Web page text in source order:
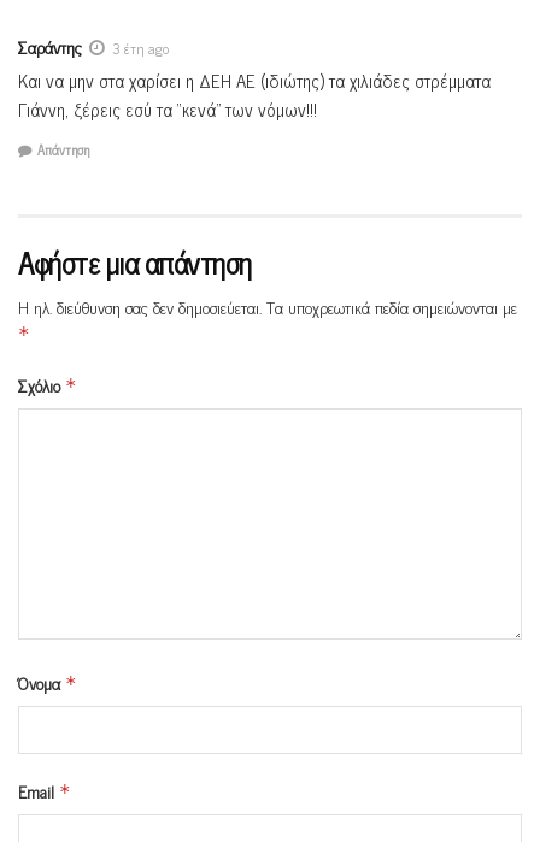
Σαράντης 3 έτη ago
Και να μην στα χαρίσει η ΔΕΗ ΑΕ (ιδιώτης) τα χιλιάδες στρέμματα
Γιάννη, ξέρεις εσύ τα “κενά” των νόμων!!!
Απάντηση
Αφήστε μια απάντηση
Η ηλ. διεύθυνση σας δεν δημοσιεύεται. Τα υποχρεωτικά πεδία σημειώνονται με
*
Σχόλιο *
Όνομα *
Email *